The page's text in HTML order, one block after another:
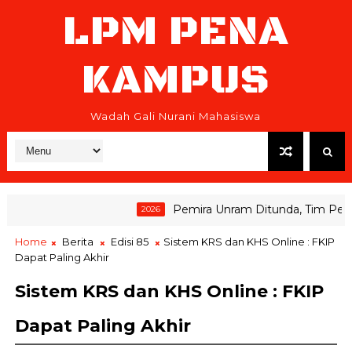
LPM PENA
KAMPUS
Wadah Gali Nurani Mahasiswa
Pemira Unram Ditunda, Tim
Home Berita Edisi 85
Sistem KRS dan KHS Online : FKIP
Dapat Paling Akhir
Sistem KRS dan KHS Online : FKIP
Dapat Paling Akhir